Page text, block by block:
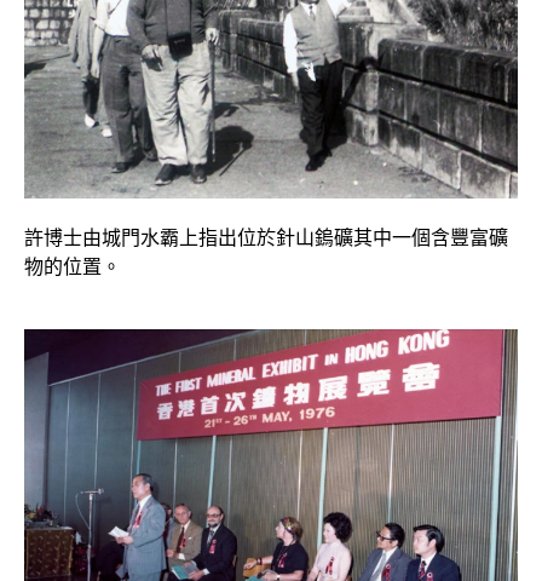
許博士由城門水霸上指出位於針山鎢礦其中一個含豐富礦
物的位置。